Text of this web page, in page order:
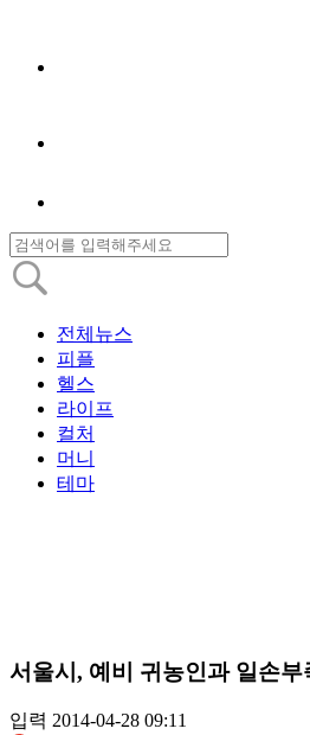
전체뉴스
피플
헬스
라이프
컬처
머니
테마
서울시, 예비 귀농인과 일손부
입력 2014-04-28 09:11